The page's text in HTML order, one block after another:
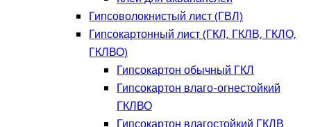
Гипсоволокнистый лист (ГВЛ)
Гипсокартонный лист (ГКЛ, ГКЛВ, ГКЛО,
ГКЛВО)
Гипсокартон обычный ГКЛ
Гипсокартон влаго-огнестойкий
ГКЛВО